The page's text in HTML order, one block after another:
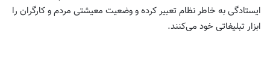
ایستادگی به خاطر نظام تعبیر کرده و وضعیت معیشتی مردم و کارگران را
ابزار تبلیغاتی خود می‌کنند.